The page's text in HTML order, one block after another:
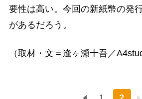
要性は高い。今回の新紙幣の発
があるだろう。
（取材・文＝逢ヶ瀬十吾／